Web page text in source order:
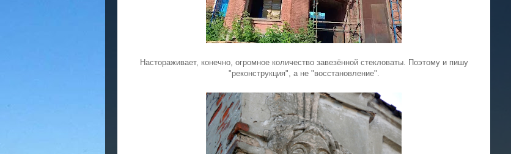
Настораживает, конечно, огромное количество завезённой стекловаты. Поэтому и пишу
"реконструкция", а не "восстановление".